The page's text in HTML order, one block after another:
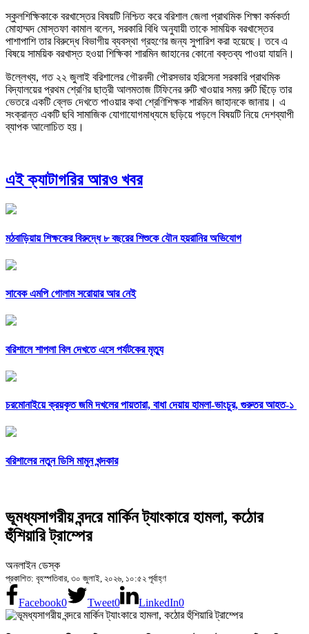
স্কুলশিক্ষিকাকে বরখাস্তের বিষয়টি নিশ্চিত করে বরিশাল জেলা প্রাথমিক শিক্ষা কর্মকর্তা
মোহাম্মদ মোস্তফা কামাল বলেন, সরকারি বিধি অনুযায়ী তাকে সাময়িক বরখাস্তের
পাশাপাশি তার বিরুদ্ধে বিভাগীয় ব্যবস্থা গ্রহণের জন্য সুপারিশ করা হয়েছে। তবে এ
বিষয়ে সাময়িক বরখাস্ত হওয়া শিক্ষিকা শারমিন জাহানের কোনো বক্তব্য পাওয়া যায়নি।
উল্লেখ্য, গত ২২ জুলাই বরিশালের গৌরনদী পৌরসভার হরিসেনা সরকারি প্রাথমিক
বিদ্যালয়ের প্রথম শ্রেণির ছাত্রী আলমতাজ টিফিনের রুটি খাওয়ার সময় রুটি ছিঁড়ে তার
ভেতরে একটি ব্লেড দেখতে পাওয়ার কথা শ্রেণিশিক্ষক শারমিন জাহানকে জানায়। এ
সংক্রান্ত একটি ছবি সামাজিক যোগাযোগমাধ্যমে ছড়িয়ে পড়লে বিষয়টি নিয়ে দেশব্যাপী
ব্যাপক আলোচিত হয়।
এই ক্যাটাগরির আরও খবর
মঠবাড়িয়ায় শিক্ষকের বিরুদ্ধে ৮ বছরের শিশুকে যৌন হয়রানির অভিযোগ
সাবেক এমপি গোলাম সরোয়ার আর নেই
বরিশালে শাপলা বিল দেখতে এসে পর্যটকের মৃত্যু
চরমোনাইয়ে ক্রয়কৃত জমি দখলের পায়তারা, বাধা দেয়ায় হামলা-ভাংচুর, গুরুতর আহত-১
বরিশালের নতুন ডিসি মামুন খন্দকার
ভূমধ্যসাগরীয় বন্দরে মার্কিন ট্যাংকারে হামলা, কঠোর
হুঁশিয়ারি ট্রাম্পের
অনলাইন ডেস্ক
প্রকাশিত: বৃহস্পতিবার, ৩০ জুলাই, ২০২৬, ১০:৫২ পূর্বাহ্ণ
Facebook0 Tweet0 LinkedIn0